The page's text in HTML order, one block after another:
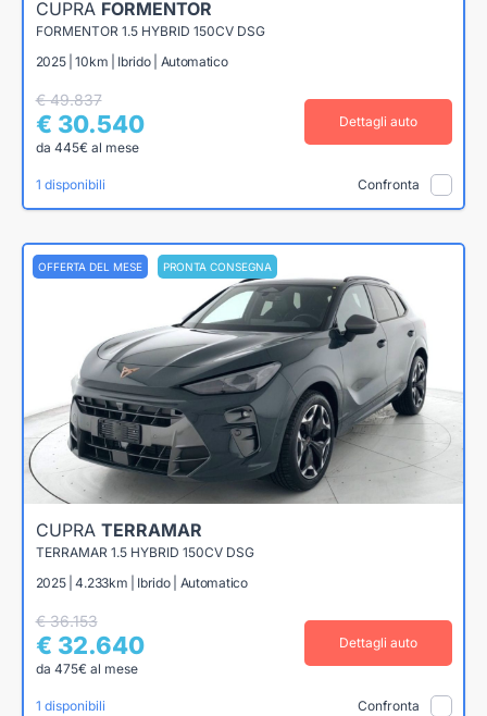
CUPRA FORMENTOR
FORMENTOR 1.5 HYBRID 150CV DSG
2025 | 10km | Ibrido | Automatico
€ 49.837
€ 30.540
da 445€ al mese
Dettagli auto
1 disponibili Confronta
OFFERTA DEL MESE PRONTA CONSEGNA
CUPRA TERRAMAR
TERRAMAR 1.5 HYBRID 150CV DSG
2025 | 4.233km | Ibrido | Automatico
€ 36.153
€ 32.640
da 475€ al mese
Dettagli auto
1 disponibili Confronta